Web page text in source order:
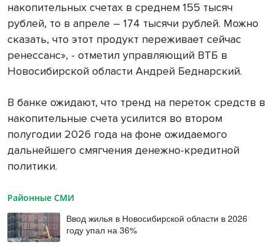
накопительных счетах в среднем 155 тысяч
рублей, то в апреле – 174 тысячи рублей. Можно
сказать, что этот продукт переживает сейчас
ренессанс», - отметил управляющий ВТБ в
Новосибирской области Андрей Беднарский.
В банке ожидают, что тренд на переток средств в
накопительные счета усилится во втором
полугодии 2026 года на фоне ожидаемого
дальнейшего смягчения денежно-кредитной
политики.
Районные СМИ
Ввод жилья в Новосибирской области в 2026
году упал на 36%